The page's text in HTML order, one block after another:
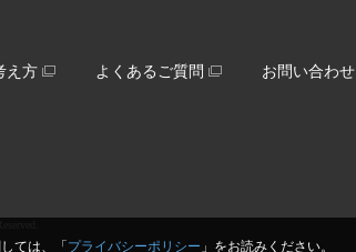
ては、「 プライバシーポリシー 」をお読みください。
え方 よくあるご質問 お問い合わせ